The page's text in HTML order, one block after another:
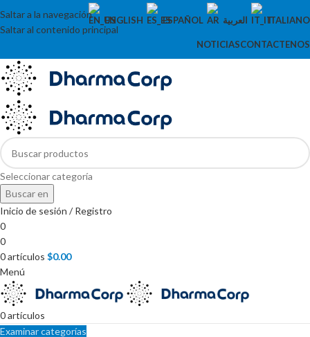
Saltar a la navegación
Saltar al contenido principal
ENGLISH ESPAÑOL العربية ITALIANO
NOTICIASCONTACTENOS
Seleccionar categoría
Buscar en
Inicio de sesión / Registro
0
0
0artículos $0.00
Menú
0artículos
Examinar categorías